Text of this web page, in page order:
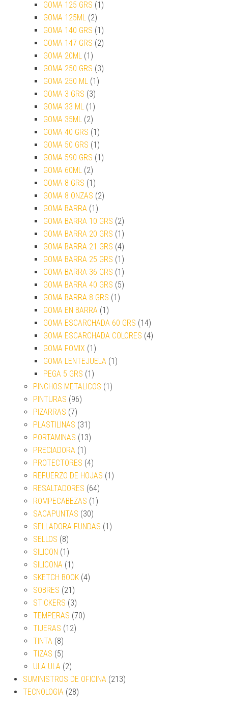
GOMA 125 GRS (1)
GOMA 125ML (2)
GOMA 140 GRS (1)
GOMA 147 GRS (2)
GOMA 20ML (1)
GOMA 250 GRS (3)
GOMA 250 ML (1)
GOMA 3 GRS (3)
GOMA 33 ML (1)
GOMA 35ML (2)
GOMA 40 GRS (1)
GOMA 50 GRS (1)
GOMA 590 GRS (1)
GOMA 60ML (2)
GOMA 8 GRS (1)
GOMA 8 ONZAS (2)
GOMA BARRA (1)
GOMA BARRA 10 GRS (2)
GOMA BARRA 20 GRS (1)
GOMA BARRA 21 GRS (4)
GOMA BARRA 25 GRS (1)
GOMA BARRA 36 GRS (1)
GOMA BARRA 40 GRS (5)
GOMA BARRA 8 GRS (1)
GOMA EN BARRA (1)
GOMA ESCARCHADA 60 GRS (14)
GOMA ESCARCHADA COLORES (4)
GOMA FOMIX (1)
GOMA LENTEJUELA (1)
PEGA 5 GRS (1)
PINCHOS METALICOS (1)
PINTURAS (96)
PIZARRAS (7)
PLASTILINAS (31)
PORTAMINAS (13)
PRECIADORA (1)
PROTECTORES (4)
REFUERZO DE HOJAS (1)
RESALTADORES (64)
ROMPECABEZAS (1)
SACAPUNTAS (30)
SELLADORA FUNDAS (1)
SELLOS (8)
SILICON (1)
SILICONA (1)
SKETCH BOOK (4)
SOBRES (21)
STICKERS (3)
TEMPERAS (70)
TIJERAS (12)
TINTA (8)
TIZAS (5)
ULA ULA (2)
SUMINISTROS DE OFICINA (213)
TECNOLOGIA (28)